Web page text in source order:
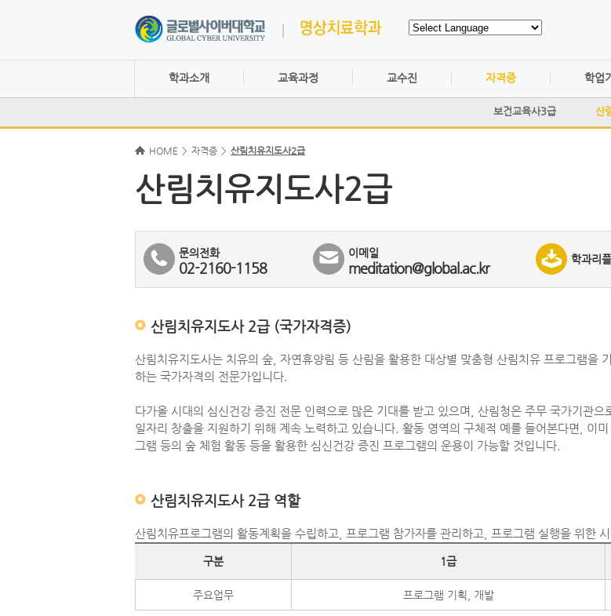
학과소개 교육과정 교수진 자격증
보건교육사3급 산
학업
HOME > 자격증 > 산림치유지도사2급
산림치유지도사2급
문의전화
02-2160-1158
이메일
meditation@global.ac.kr
학과리
산림치유지도사 2급 (국가자격증)
산림치유지도사는 치유의 숲, 자연휴양림 등 산림을 활용한 대상별 맞춤형 산림치유 프로그램을
하는 국가자격의 전문가입니다.
다가올 시대의 심신건강 증진 전문 인력으로 많은 기대를 받고 있으며, 산림청은 주무 국가기관
일자리 창출을 지원하기 위해 계속 노력하고 있습니다. 활동 영역의 구체적 예를 들어본다면, 이
그램 등의 숲 체험 활동 등을 활용한 심신건강 증진 프로그램의 운용이 가능할 것입니다.
산림치유지도사 2급 역할
산림치유프로그램의 활동계획을 수립하고, 프로그램 참가자를 관리하고, 프로그램 실행을 위한
구분 1급
주요업무 프로그램 기획, 개발